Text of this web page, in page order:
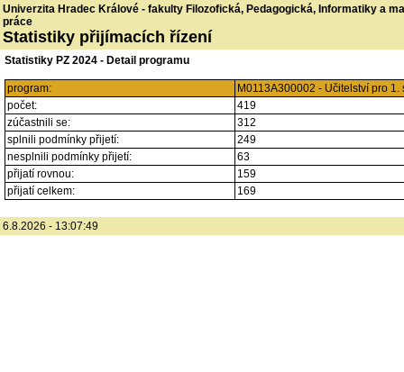
Univerzita Hradec Králové - fakulty Filozofická, Pedagogická, Informatiky a
práce
Statistiky přijímacích řízení
Statistiky PZ 2024 - Detail programu
program:
M0113A300002 - Učitelství pro
počet:
419
zúčastnili se:
312
splnili podmínky přijetí:
249
nesplnili podmínky přijetí:
63
přijatí rovnou:
159
přijatí celkem:
169
6.8.2026 - 13:07:49